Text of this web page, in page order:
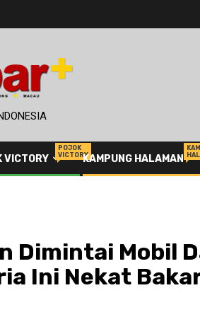
VICTORY
POJOK
VICTORYKAMPUNG HALAMAN
Dimintai Mobil
Ini Nekat